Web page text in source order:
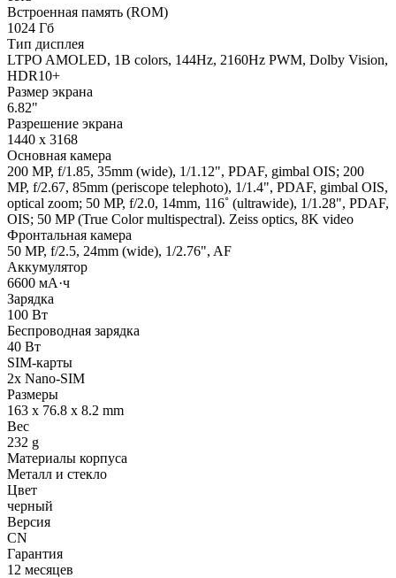
Встроенная память (ROM)
1024 Гб
Тип дисплея
LTPO AMOLED, 1B colors, 144Hz, 2160Hz PWM, Dolby Vision,
HDR10+
Размер экрана
6.82"
Разрешение экрана
1440 x 3168
Основная камера
200 MP, f/1.85, 35mm (wide), 1/1.12", PDAF, gimbal OIS; 200
MP, f/2.67, 85mm (periscope telephoto), 1/1.4", PDAF, gimbal OIS,
optical zoom; 50 MP, f/2.0, 14mm, 116˚ (ultrawide), 1/1.28", PDAF,
OIS; 50 MP (True Color multispectral). Zeiss optics, 8K video
Фронтальная камера
50 MP, f/2.5, 24mm (wide), 1/2.76", AF
Аккумулятор
6600 мА·ч
Зарядка
100 Вт
Беспроводная зарядка
40 Вт
SIM-карты
2x Nano-SIM
Размеры
163 x 76.8 x 8.2 mm
Вес
232 g
Материалы корпуса
Металл и стекло
Цвет
черный
Версия
CN
Гарантия
12 месяцев